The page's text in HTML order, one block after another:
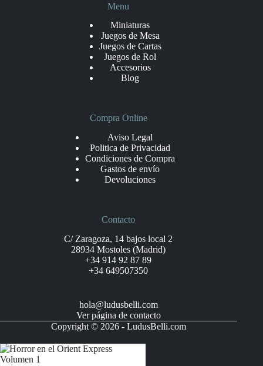
Menu
Miniaturas
Juegos de Mesa
Juegos de Cartas
Juegos de Rol
Accesorios
Blog
Compra Online
Aviso Legal
Politica de Privacidad
Condiciones de Compra
Gastos de envío
Devoluciones
Contacto
C/ Zaragoza, 14 bajos local 2
28934 Mostoles (Madrid)
+34 914 92 87 89
+34 649507350
hola@ludusbelli.com
Ver página de contacto
Copyright © 2026 - LudusBelli.com